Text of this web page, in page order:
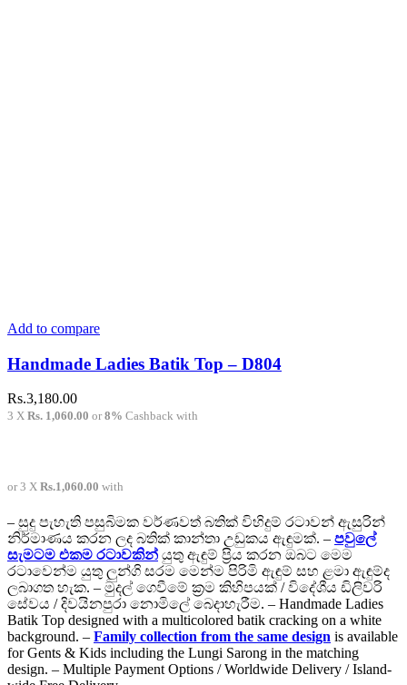
Add to compare
Handmade Ladies Batik Top – D804
Rs.3,180.00
3 X Rs. 1,060.00 or8% Cashback with
or 3 X Rs.1,060.00 with
– සුදු පැහැති පසුබිමක වර්ණවත් බතික් විහිදුම් රටාවන් ඇසුරින්
නිර්මාණය කරන ලද බතික් කාන්තා උඩුකය ඇඳුමක්. – පවුලේ
සැමටම එකම රටාවකින් යුතු ඇඳුම් ප්‍රිය කරන ඔබට මෙම
රටාවෙන්ම යුතු ලුන්ගි සරම මෙන්ම පිරිමි ඇඳුම් සහ ළමා ඇඳුම්ද
ලබාගත හැක. – මුදල් ගෙවීමේ ක්‍රම කිහිපයක් / විදේශීය ඩිලිවරි
සේවය / දිවයිනපුරා නොමිලේ බෙදාහැරීම. – Handmade Ladies
Batik Top designed with a multicolored batik cracking on a white
background. – Family collection from the same design is available
for Gents & Kids including the Lungi Sarong in the matching
design. – Multiple Payment Options / Worldwide Delivery / Island-